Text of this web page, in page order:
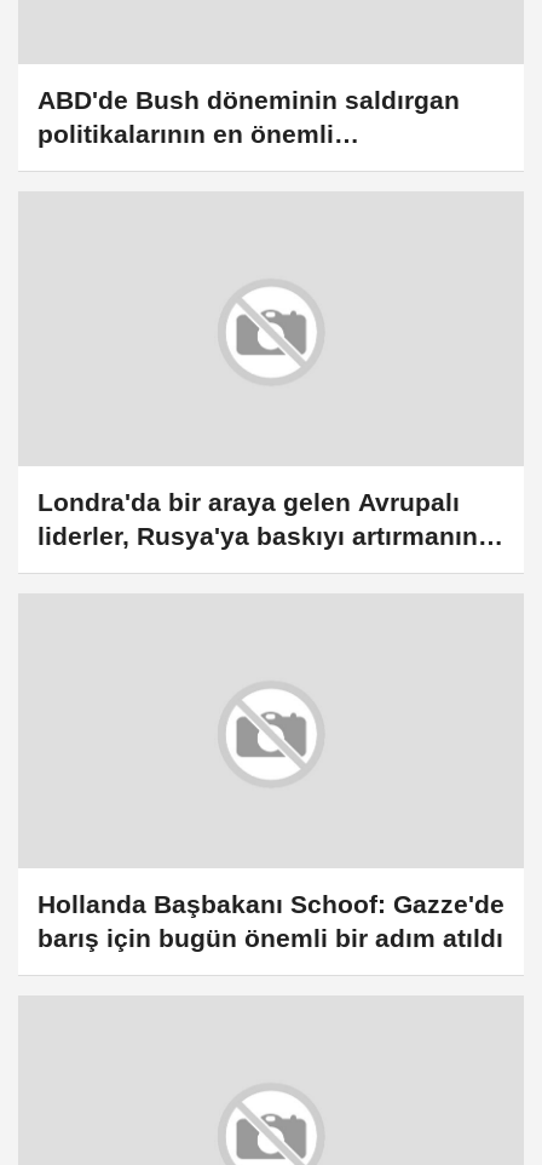
ABD'de Bush döneminin saldırgan
politikalarının en önemli
mimarlarından Dick Cheney öldü
Londra'da bir araya gelen Avrupalı
liderler, Rusya'ya baskıyı artırmanın
önemine vurgu yaptı
Hollanda Başbakanı Schoof: Gazze'de
barış için bugün önemli bir adım atıldı